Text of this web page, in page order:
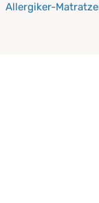
Allergiker-